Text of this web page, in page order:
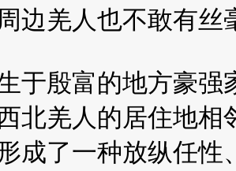
边羌人也不敢有丝
于殷富的地方豪强
北羌人的居住地
成了一种放纵任